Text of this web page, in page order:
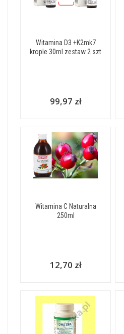
Witamina D3 +K2mk7
krople 30ml zestaw 2 szt
99,97 zł
Witamina C Naturalna
250ml
12,70 zł